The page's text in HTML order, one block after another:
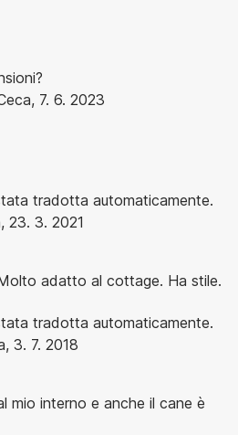
, 7. 6. 2023
tradotta automaticamente.
, 23. 3. 2021
adatto al cottage. Ha stile.
tradotta automaticamente.
, 3. 7. 2018
mio interno e anche il cane è